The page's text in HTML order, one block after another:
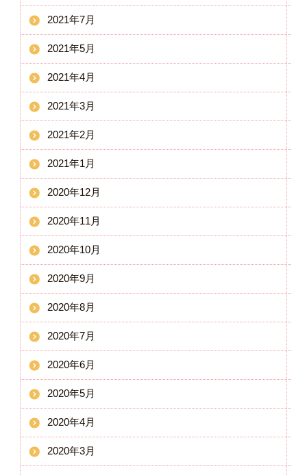
2021年7月
2021年5月
2021年4月
2021年3月
2021年2月
2021年1月
2020年12月
2020年11月
2020年10月
2020年9月
2020年8月
2020年7月
2020年6月
2020年5月
2020年4月
2020年3月